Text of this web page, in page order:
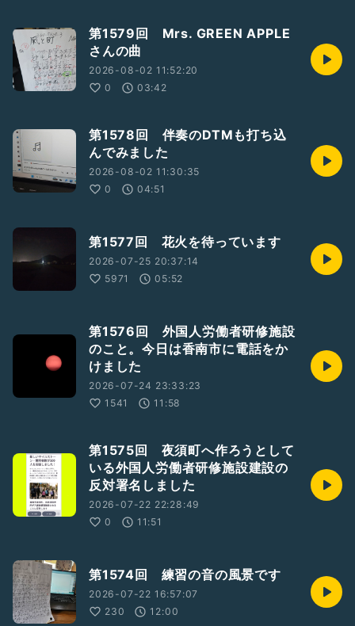
第1579回 Mrs. GREEN APPLE
さんの曲
2026-08-02 11:52:20
0
03:42
第1578回 伴奏のDTMも打ち込
んでみました
2026-08-02 11:30:35
0
04:51
第1577回 花火を待っています
2026-07-25 20:37:14
5971
05:52
第1576回 外国人労働者研修施設
のこと。今日は香南市に電話をか
けました
2026-07-24 23:33:23
1541
11:58
第1575回 夜須町へ作ろうとして
いる外国人労働者研修施設建設の
反対署名しました
2026-07-22 22:28:49
0
11:51
第1574回 練習の音の風景です
2026-07-22 16:57:07
230
12:00